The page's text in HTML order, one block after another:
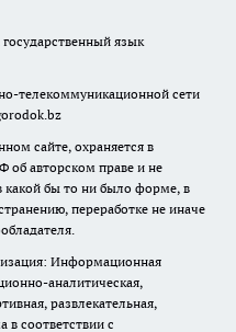
язык
телекоммуникационной сети
сайте, охраняется в
об авторском праве и не
бы то ни было форме, в
переработке не иначе
Информационная
аналитическая,
развлекательная,
в соответствии с